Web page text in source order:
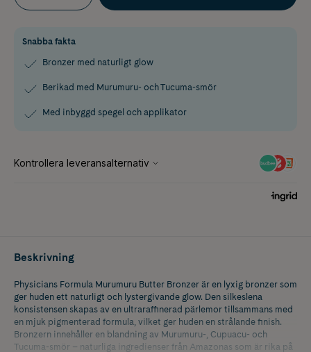
Snabba fakta
Bronzer med naturligt glow
Berikad med Murumuru- och Tucuma-smör
Med inbyggd spegel och applikator
Beskrivning
Physicians Formula Murumuru Butter Bronzer är en lyxig bronzer som
ger huden ett naturligt och lystergivande glow. Den silkeslena
konsistensen skapas av en ultraraffinerad pärlemor tillsammans med
en mjuk pigmenterad formula, vilket ger huden en strålande finish.
Bronzern innehåller en blandning av Murumuru-, Cupuacu- och
Tucuma-smör – naturliga ingredienser från Amazonas som är rika på